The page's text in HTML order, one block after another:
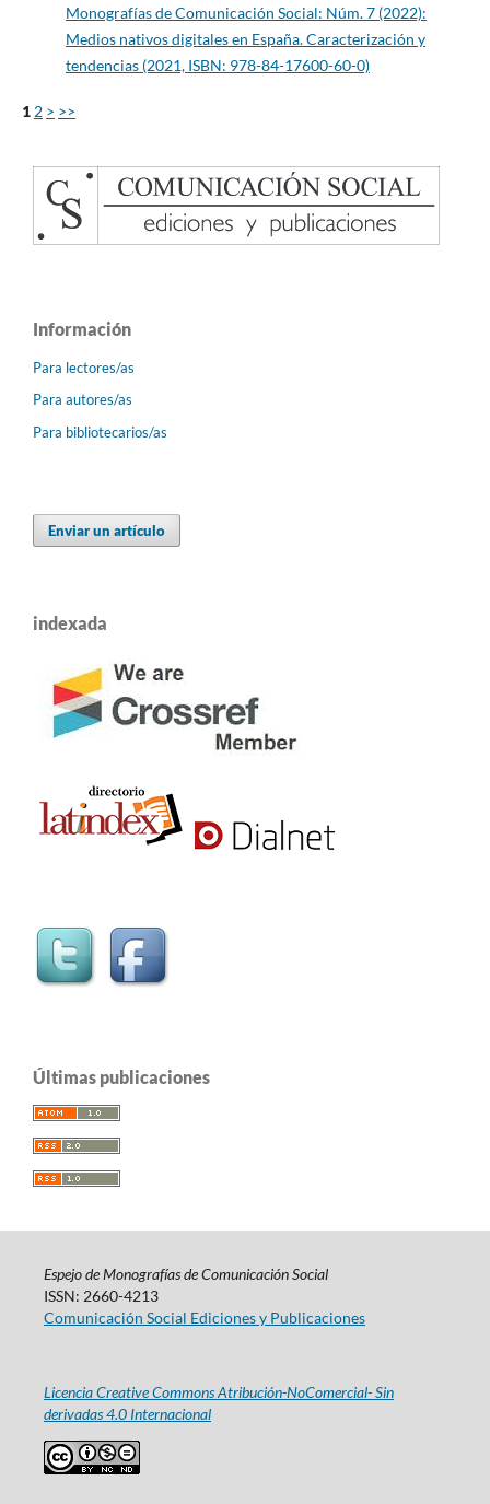
Monografías de Comunicación Social: Núm. 7 (2022):
Medios nativos digitales en España. Caracterización y
tendencias (2021, ISBN: 978-84-17600-60-0)
1 2 > >>
Información
Para lectores/as
Para autores/as
Para bibliotecarios/as
Enviar un artículo
indexada
Últimas publicaciones
Espejo de Monografías de Comunicación Social
ISSN: 2660-4213
Comunicación Social Ediciones y Publicaciones
Licencia Creative Commons Atribución-NoComercial- Sin
derivadas 4.0 Internacional